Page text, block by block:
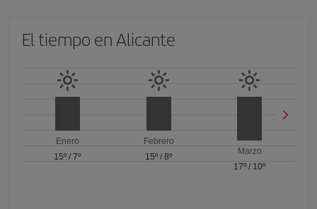
El tiempo en Alicante
Enero
15º /7º
Febrero
15º / 8º
Marzo
17º / 10º